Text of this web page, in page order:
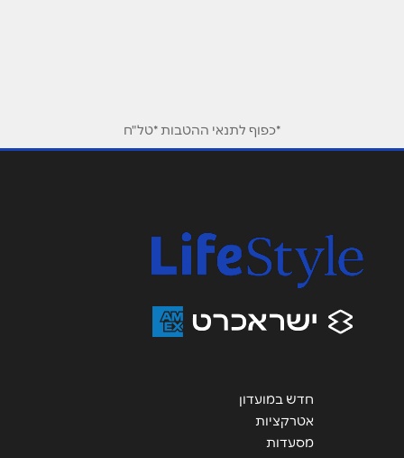
נושא
אנא חזרו אלי בקשר ל...
*כפוף לתנאי ההטבות *טל"ח
חדש במועדון
אטרקציות
מסעדות